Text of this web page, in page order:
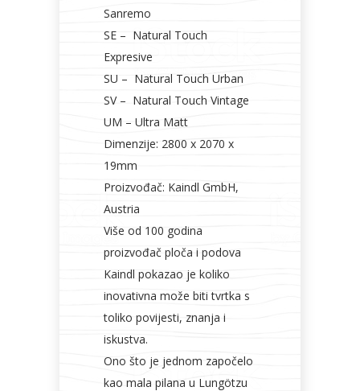
Sanremo
SE – Natural Touch
Expresive
SU – Natural Touch Urban
SV – Natural Touch Vintage
UM – Ultra Matt
Dimenzije: 2800 x 2070 x
19mm
Proizvođač: Kaindl GmbH,
Austria
Više od 100 godina
proizvođač ploča i podova
Kaindl pokazao je koliko
inovativna može biti tvrtka s
toliko povijesti, znanja i
iskustva.
Ono što je jednom započelo
kao mala pilana u Lungötzu